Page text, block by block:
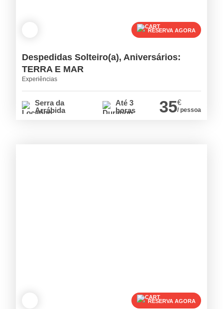
RESERVA AGORA
Despedidas Solteiro(a), Aniversários:
TERRA E MAR
Experiências
Serra da
Arrábida
Até 3
horas
35€
/ pessoa
RESERVA AGORA